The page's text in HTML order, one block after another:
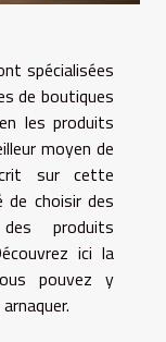
spécialisées
de boutiques
les produits
moyen de
sur cette
choisir des
produits
ici la
pouvez y